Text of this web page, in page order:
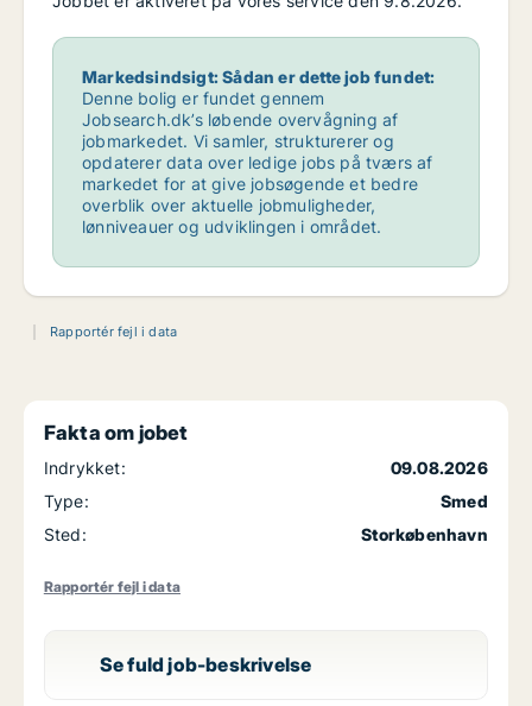
Markedsindsigt: Sådan er dette job fundet:
Denne bolig er fundet gennem
Jobsearch.dk’s løbende overvågning af
jobmarkedet. Vi samler, strukturerer og
opdaterer data over ledige jobs på tværs af
markedet for at give jobsøgende et bedre
overblik over aktuelle jobmuligheder,
lønniveauer og udviklingen i området.
Rapportér fejl i data
Fakta om jobet
Indrykket:
09.08.2026
Type:
Smed
Sted:
Storkøbenhavn
Rapportér fejl i data
Se fuld job-beskrivelse